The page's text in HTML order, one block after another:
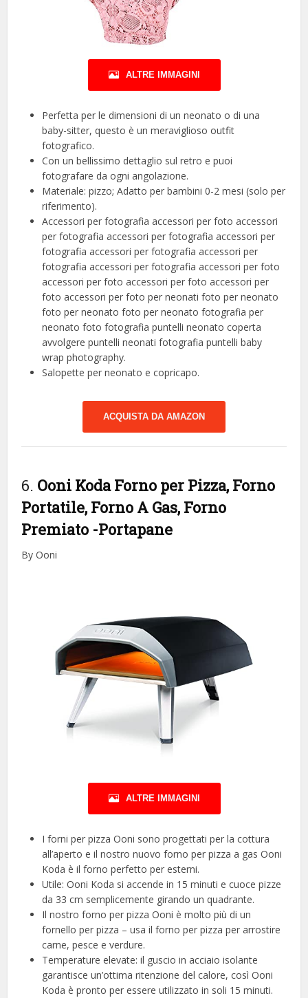
ALTRE IMMAGINI
Perfetta per le dimensioni di un neonato o di una
baby-sitter, questo è un meraviglioso outfit
fotografico.
Con un bellissimo dettaglio sul retro e puoi
fotografare da ogni angolazione.
Materiale: pizzo; Adatto per bambini 0-2 mesi (solo per
riferimento).
Accessori per fotografia accessori per foto accessori
per fotografia accessori per fotografia accessori per
fotografia accessori per fotografia accessori per
fotografia accessori per fotografia accessori per foto
accessori per foto accessori per foto accessori per
foto accessori per foto per neonati foto per neonato
foto per neonato foto per neonato fotografia per
neonato foto fotografia puntelli neonato coperta
avvolgere puntelli neonati fotografia puntelli baby
wrap photography.
Salopette per neonato e copricapo.
ACQUISTA DA AMAZON
6. Ooni Koda Forno per Pizza, Forno
Portatile, Forno A Gas, Forno
Premiato -Portapane
By Ooni
ALTRE IMMAGINI
I forni per pizza Ooni sono progettati per la cottura
all’aperto e il nostro nuovo forno per pizza a gas Ooni
Koda è il forno perfetto per esterni.
Utile: Ooni Koda si accende in 15 minuti e cuoce pizze
da 33 cm semplicemente girando un quadrante.
Il nostro forno per pizza Ooni è molto più di un
fornello per pizza – usa il forno per pizza per arrostire
carne, pesce e verdure.
Temperature elevate: il guscio in acciaio isolante
garantisce un’ottima ritenzione del calore, così Ooni
Koda è pronto per essere utilizzato in soli 15 minuti.